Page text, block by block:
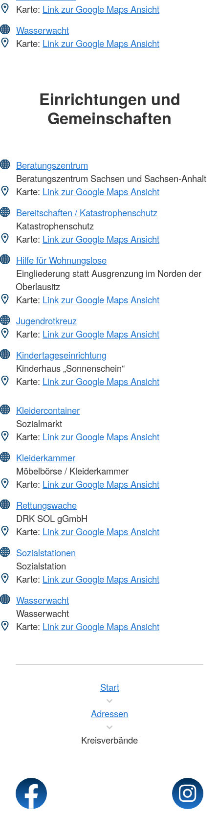
Karte: Link zur Google Maps Ansicht
Wasserwacht
Karte: Link zur Google Maps Ansicht
Einrichtungen und
Gemeinschaften
Beratungszentrum
Beratungszentrum Sachsen und Sachsen-Anhalt
Karte: Link zur Google Maps Ansicht
Bereitschaften / Katastrophenschutz
Katastrophenschutz
Karte: Link zur Google Maps Ansicht
Hilfe für Wohnungslose
Eingliederung statt Ausgrenzung im Norden der
Oberlausitz
Karte: Link zur Google Maps Ansicht
Jugendrotkreuz
Karte: Link zur Google Maps Ansicht
Kindertageseinrichtung
Kinderhaus „Sonnenschein“
Karte: Link zur Google Maps Ansicht
Kleidercontainer
Sozialmarkt
Karte: Link zur Google Maps Ansicht
Kleiderkammer
Möbelbörse / Kleiderkammer
Karte: Link zur Google Maps Ansicht
Rettungswache
DRK SOL gGmbH
Karte: Link zur Google Maps Ansicht
Sozialstationen
Sozialstation
Karte: Link zur Google Maps Ansicht
Wasserwacht
Wasserwacht
Karte: Link zur Google Maps Ansicht
Start
Adressen
Kreisverbände